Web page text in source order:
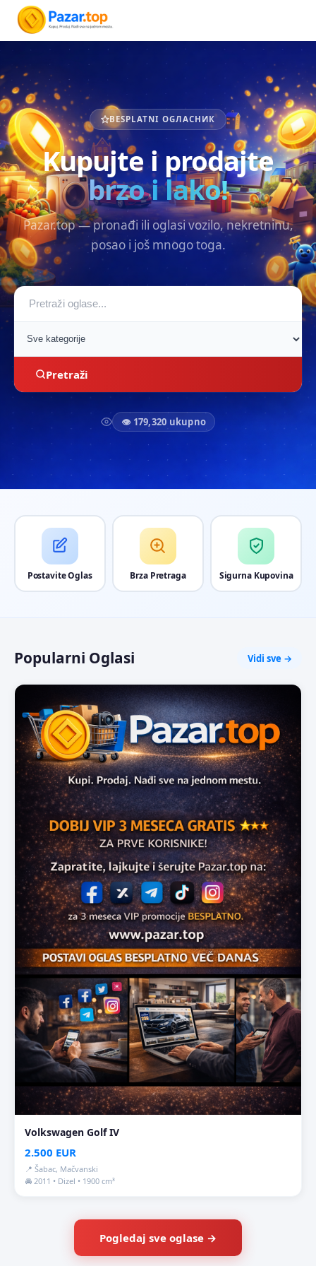
BESPLATNI OGЛАСНИК
Kupujte i prodajte
brzo i lako!
Pazar.top — pronađi ili oglasi vozilo, nekretninu,
posao i još mnogo toga.
Pretraži
👁 179,320 ukupno
Postavite Oglas Brza Pretraga Sigurna Kupovina
Popularni Oglasi Vidi sve →
Volkswagen Golf IV
2.500 EUR
📍 Šabac, Mačvanski
🚘 2011 • Dizel • 1900 cm³
Pogledaj sve oglase →